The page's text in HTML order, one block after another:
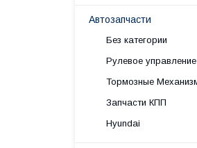
Автозапчасти
Без категории
Рулевое управление
Тормозные
Запчасти КПП
Hyundai